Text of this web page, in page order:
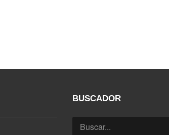
BUSCADOR